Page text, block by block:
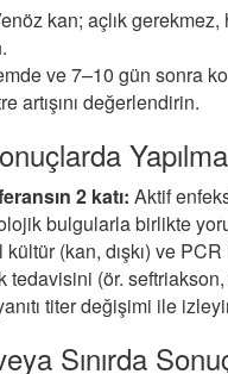
kan; açlık
ve 7–10 gün sonra
artışını değerlendirin.
2 katı: Aktif
bulgularla birlikte
(kan, dışkı) ve
tedavisini (ör.
titer değişimi ile
Sınırda